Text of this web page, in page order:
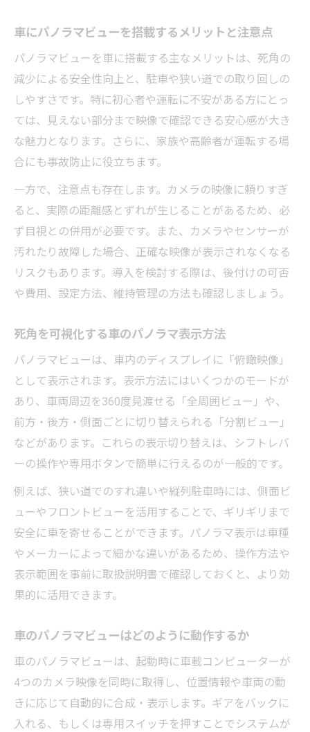
車にパノラマビューを搭載するメリットと注意点
パノラマビューを車に搭載する主なメリットは、死角の
減少による安全性向上と、駐車や狭い道での取り回しの
しやすさです。特に初心者や運転に不安がある方にとっ
ては、見えない部分まで映像で確認できる安心感が大き
な魅力となります。さらに、家族や高齢者が運転する場
合にも事故防止に役立ちます。
一方で、注意点も存在します。カメラの映像に頼りすぎ
ると、実際の距離感とずれが生じることがあるため、必
ず目視との併用が必要です。また、カメラやセンサーが
汚れたり故障した場合、正確な映像が表示されなくなる
リスクもあります。導入を検討する際は、後付けの可否
や費用、設定方法、維持管理の方法も確認しましょう。
死角を可視化する車のパノラマ表示方法
パノラマビューは、車内のディスプレイに「俯瞰映像」
として表示されます。表示方法にはいくつかのモードが
あり、車両周辺を360度見渡せる「全周囲ビュー」や、
前方・後方・側面ごとに切り替えられる「分割ビュー」
などがあります。これらの表示切り替えは、シフトレバ
ーの操作や専用ボタンで簡単に行えるのが一般的です。
例えば、狭い道でのすれ違いや縦列駐車時には、側面ビ
ューやフロントビューを活用することで、ギリギリまで
安全に車を寄せることができます。パノラマ表示は車種
やメーカーによって細かな違いがあるため、操作方法や
表示範囲を事前に取扱説明書で確認しておくと、より効
果的に活用できます。
車のパノラマビューはどのように動作するか
車のパノラマビューは、起動時に車載コンピューターが
4つのカメラ映像を同時に取得し、位置情報や車両の動
きに応じて自動的に合成・表示します。ギアをバックに
入れる、もしくは専用スイッチを押すことでシステムが